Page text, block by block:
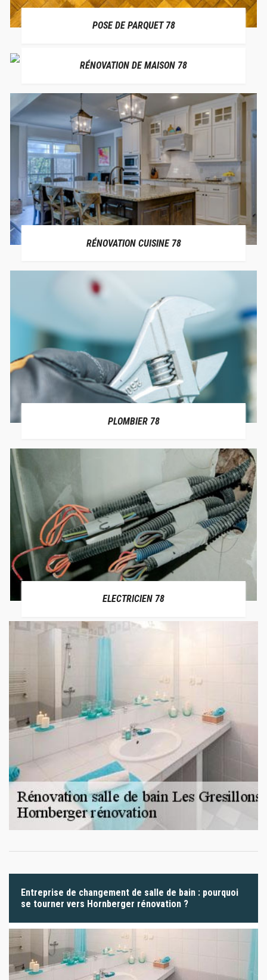
POSE DE PARQUET 78
RÉNOVATION DE MAISON 78
RÉNOVATION CUISINE 78
PLOMBIER 78
ELECTRICIEN 78
Entreprise de changement de salle de bain : pourquoi
se tourner vers Hornberger rénovation ?